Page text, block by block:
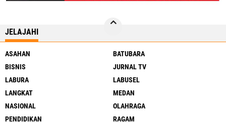
JELAJAHI
ASAHAN
BATUBARA
BISNIS
JURNAL TV
LABURA
LABUSEL
LANGKAT
MEDAN
NASIONAL
OLAHRAGA
PENDIDIKAN
RAGAM